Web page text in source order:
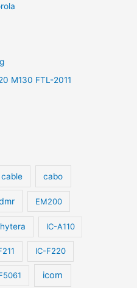
M130 FTL-2011
cable cabo
EM200
hytera IC-A110
IC-F220
icom